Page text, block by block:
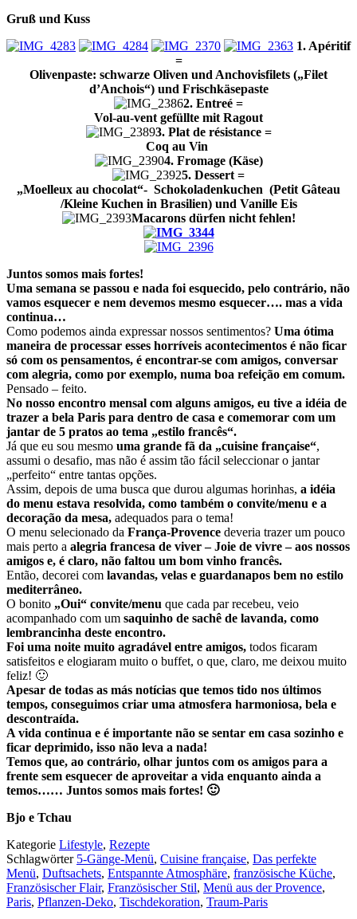
Gruß und Kuss
1. Apéritif
=
Olivenpaste: schwarze Oliven und Anchovisfilets („Filet
d’Anchois“) und Frischkäsepaste
2. Entreé =
Vol-au-vent gefüllte mit Ragout
3. Plat de résistance =
Coq au Vin
4. Fromage (Käse)
5. Dessert =
„Moelleux au chocolat“- Schokoladenkuchen (Petit Gâteau
/Kleine Kuchen in Brasilien) und Vanille Eis
Macarons dürfen nicht fehlen!
Juntos somos mais fortes!
Uma semana se passou e nada foi esquecido, pelo contrário, não
vamos esquecer e nem devemos mesmo esquecer…. mas a vida
continua…
Como podemos ainda expressar nossos sentimentos? Uma ótima
maneira de processar esses horríveis acontecimentos é não ficar
só com os pensamentos, é encontrar-se com amigos, conversar
com alegria, como por exemplo, numa boa refeição em comum.
Pensado – feito.
No nosso encontro mensal com alguns amigos, eu tive a idéia de
trazer a bela Paris para dentro de casa e comemorar com um
jantar de 5 pratos ao tema „estilo francês“.
Já que eu sou mesmo uma grande fã da „cuisine française“,
assumi o desafio, mas não é assim tão fácil seleccionar o jantar
„perfeito“ entre tantas opções.
Assim, depois de uma busca que durou algumas horinhas, a idéia
do menu estava resolvida, como também o convite/menu e a
decoração da mesa, adequados para o tema!
O menu selecionado da França-Provence deveria trazer um pouco
mais perto a alegria francesa de viver –Joie de vivre –aos nossos
amigos e, é claro, não faltou um bom vinho francês.
Então, decorei com lavandas, velas e guardanapos bem no estilo
mediterrâneo.
O bonito „Oui“ convite/menu que cada par recebeu, veio
acompanhado com um saquinho de sachê de lavanda, como
lembrancinha deste encontro.
Foi uma noite muito agradável entre amigos, todos ficaram
satisfeitos e elogiaram muito o buffet, o que, claro, me deixou muito
feliz! 🙂
Apesar de todas as más notícias que temos tido nos últimos
tempos, conseguimos criar uma atmosfera harmoniosa, bela e
descontraída.
A vida continua e é importante não se sentar em casa sozinho e
ficar deprimido, isso não leva a nada!
Temos que, ao contrário, olhar juntos com os amigos para a
frente sem esquecer de aproveitar a vida enquanto ainda a
temos…… Juntos somos mais fortes! 🙂
Bjo e Tchau
Kategorie Lifestyle, Rezepte
Schlagwörter 5-Gänge-Menü, Cuisine française, Das perfekte
Menü, Duftsachets, Entspannte Atmosphäre, französische Küche,
Französischer Flair, Französischer Stil, Menü aus der Provence,
Paris, Pflanzen-Deko, Tischdekoration, Traum-Paris